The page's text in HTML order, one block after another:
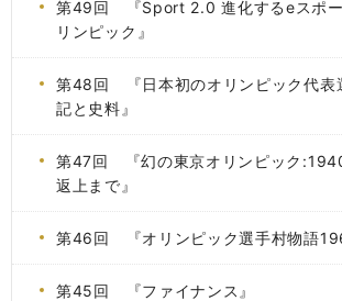
第49回 『Sport 2.0 進化するeスポー
リンピック』
第48回 『日本初のオリンピック代表
記と史料』
第47回 『幻の東京オリンピック
返上まで』
第46回 『オリンピック選手村物語
第45回 『ファイナンス』